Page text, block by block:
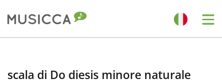
scala di Do diesis minore naturale